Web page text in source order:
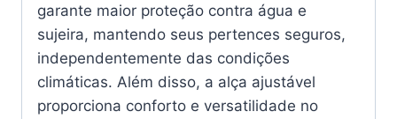
garante maior proteção contra água e
sujeira, mantendo seus pertences seguros,
independentemente das condições
climáticas. Além disso, a alça ajustável
proporciona conforto e versatilidade no